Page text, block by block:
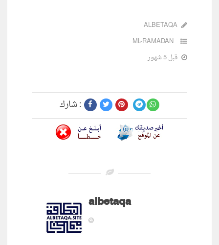
ALBETAQA
ML-RAMADAN
قبل 5 شهور
شارك :
albetaqa